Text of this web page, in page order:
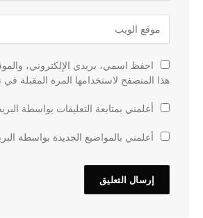
احفظ اسمي، بريدي الإلكتروني،
هذا المتصفح لاستخدامها المرة المقبلة في
أعلمني بمتابعة التعليقات بواسطة
أعلمني بالمواضيع الجديدة بواسطة